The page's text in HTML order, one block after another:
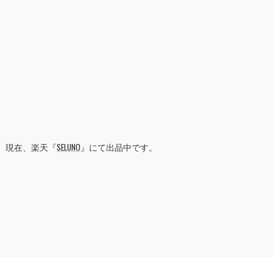
現在、楽天『SELUNO』にて出品中です。